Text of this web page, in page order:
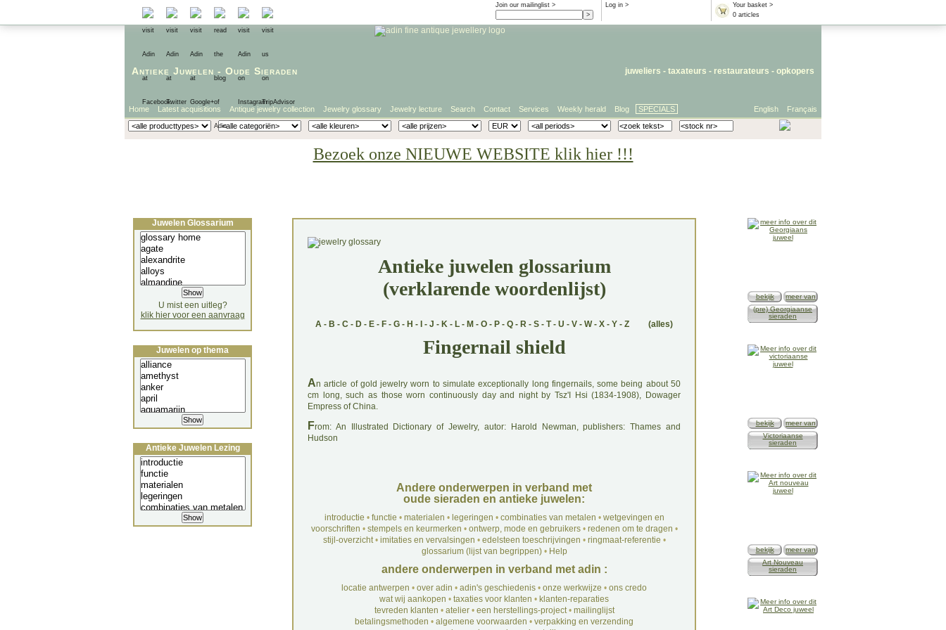
Your basket >
0 articles
Log in >
Join our mailinglist >
juweliers - taxateurs - restaurateurs - opkopers
Antieke Juwelen - Oude Sieraden
Français
English
Home Latest acquisitions Antique jewelry collection Jewelry glossary Jewelry lecture Search Contact Services Weekly herald Blog SPECIALS
Bezoek onze NIEUWE WEBSITE klik hier !!!
Antieke juwelen glossarium
(verklarende woordenlijst)
A - B - C - D - E - F - G - H - - J - K - L - M - O - P - Q - R - S - T- U - V - W- X - Y - Z (alles)
Fingernail shield
An article of gold jewelry worn to simulate exceptionally long fingernails, some being about 50
cm long, such as those worn continuously day and night by Tsz'I Hsi (1834-1908), Dowager
Empress of China.
From: An Illustrated Dictionary of Jewelry, autor: Harold Newman, publishers: Thames and
Hudson
Andere onderwerpen in verband met
oude sieraden en antieke juwelen:
introductie • functie • materialen • legeringen • combinaties van metalen • wetgevingen en
voorschriften • stempels en keurmerken • ontwerp, mode en gebruikers• redenen om te dragen •
stijl-overzicht• imitaties en vervalsingen • edelsteen toeschrijvingen • ringmaat-referentie •
glossarium (lijst van begrippen)• Help
andere onderwerpen in verband met adin :
locatie antwerpen • over adin • adin's geschiedenis • onze werkwijze • ons credo
wat wij aankopen • taxaties voor klanten • klanten-reparaties
tevreden klanten • atelier• een herstellings-project• mailinglijst
betalingsmethoden • algemene voorwaarden • verpakking en verzending
Juwelen Glossarium
U mist een uitleg?
klik hier voor een aanvraag
Juwelen op thema
Antieke Juwelen Lezing
bekijk
meer van
(pre) Georgiaanse
sieraden
bekijk
meer van
Victoriaanse
sieraden
bekijk
meer van
Art Nouveau
sieraden